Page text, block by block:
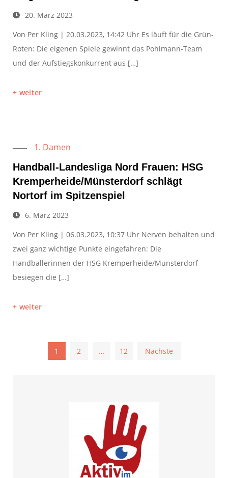
20. März 2023
Von Per Kling | 20.03.2023, 14:42 Uhr Es läuft für die Grün-
Roten: Die eigenen Spiele gewinnt das Pohlmann-Team
und der Aufstiegskonkurrent aus […]
weiter
1. Damen
Handball-Landesliga Nord Frauen: HSG
Kremperheide/Münsterdorf schlägt
Nortorf im Spitzenspiel
6. März 2023
Von Per Kling | 06.03.2023, 10:37 Uhr Nerven behalten und
zwei ganz wichtige Punkte eingefahren: Die
Handballerinnen der HSG Kremperheide/Münsterdorf
besiegen die […]
weiter
Seitennummerierung
1 2 … 12 Nächste